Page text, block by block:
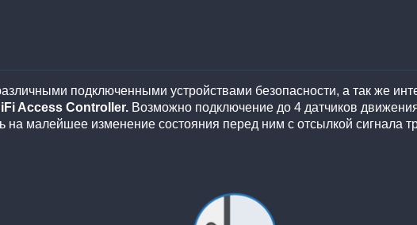
подключенными устройствами безопасности, а так же
Access Controller. Возможно подключение до 4 датчиков
на малейшее изменение состояния перед ним с отсылкой сигнала